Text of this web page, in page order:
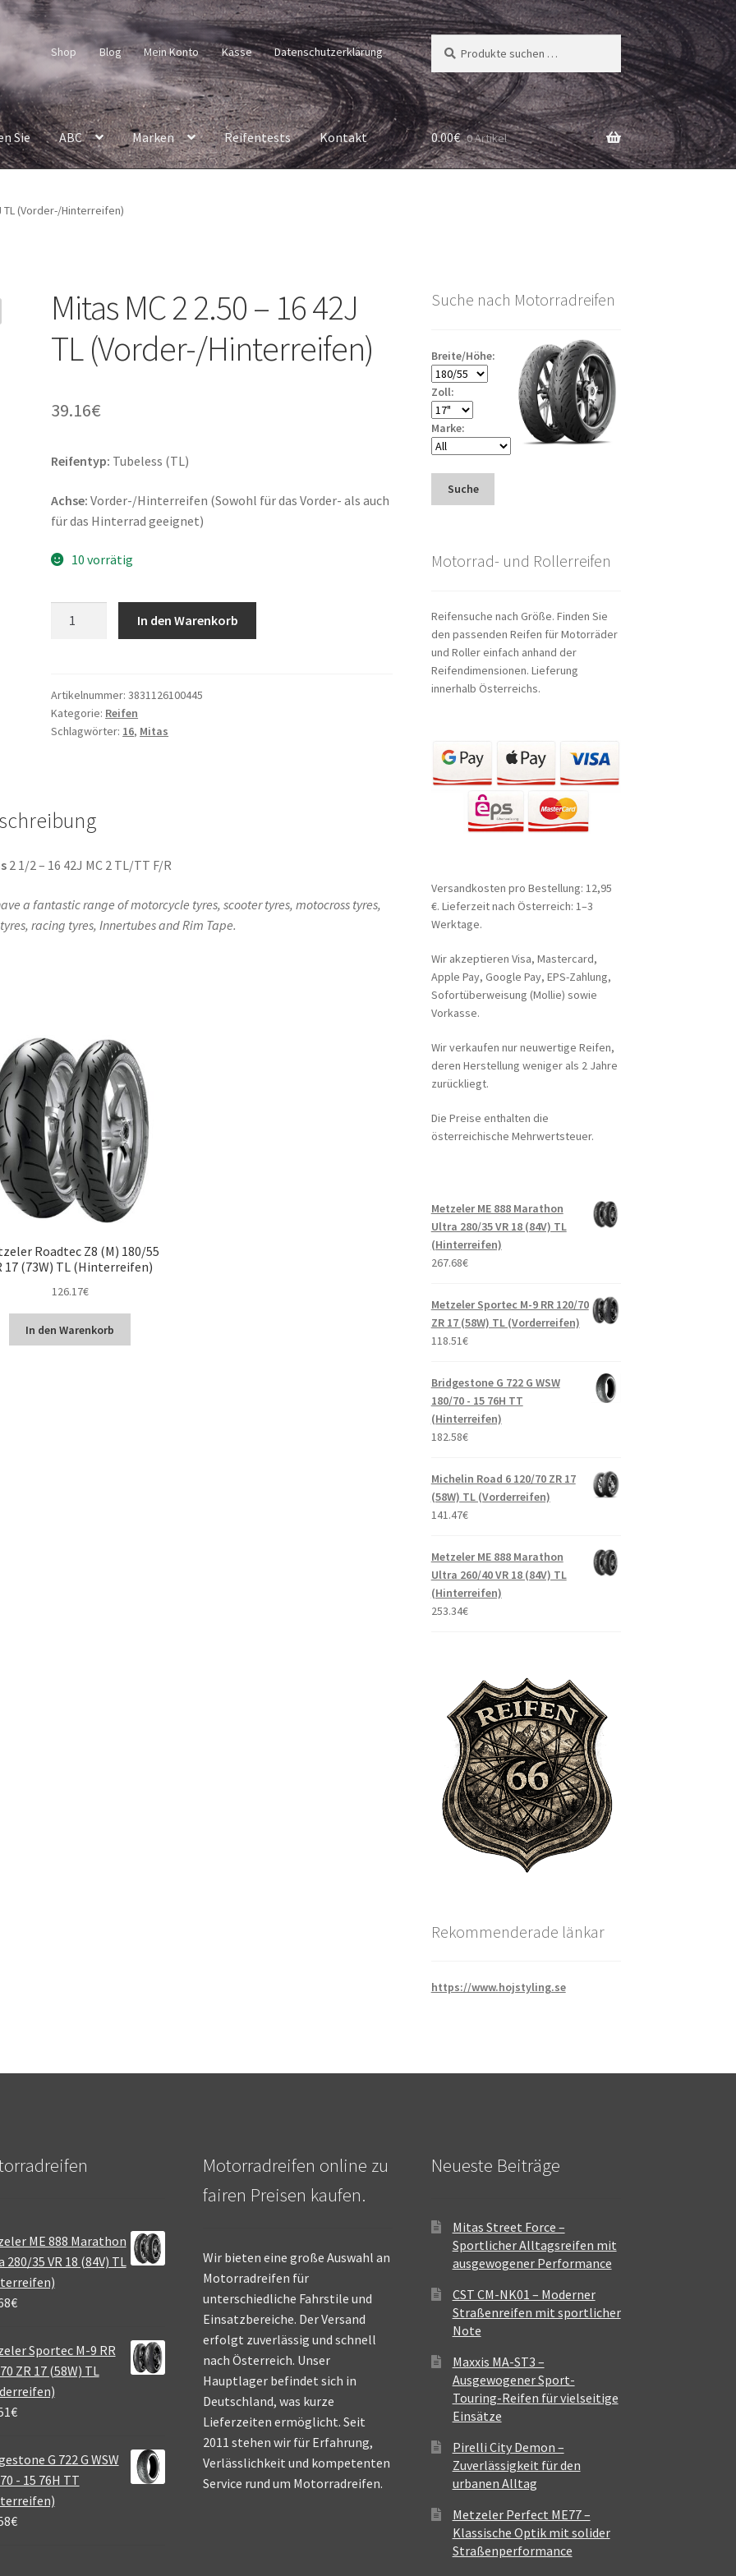
Shop Blog Mein Konto Kasse Datenschutzerklärung
Suchen
nach:
Suchen
Sie ABC Marken Reifentests Kontakt 0.00€ 0 Artikel
TL (Vorder-/Hinterreifen)
Mitas MC 2 2.50 – 16 42J
TL (Vorder-/Hinterreifen)
39.16€
Reifentyp: Tubeless (TL)
Achse: Vorder-/Hinterreifen (Sowohl für das Vorder- als auch
für das Hinterrad geeignet)
10 vorrätig
-
16
42J
In den Warenkorb
Artikelnummer:3831126100445
Kategorie: Reifen
Schlagwörter: 16, Mitas
2 1/2 – 16 42J MC 2 TL/TT F/R
a fantastic range of motorcycle tyres, scooter tyres, motocross tyres,
racing tyres, Innertubes and Rim Tape.
Roadtec Z8 (M) 180/55
17 (73W) TL (Hinterreifen)
126.17€
In den Warenkorb
Suche nach Motorradreifen
Breite/Höhe:
Zoll:
Marke:
Suche
Motorrad- und Rollerreifen
Reifensuche nach Größe. Finden Sie
den passenden Reifen für Motorräder
und Roller einfach anhand der
Reifendimensionen. Lieferung
innerhalb Österreichs.
Versandkosten pro Bestellung: 12,95
€. Lieferzeit nach Österreich: 1–3
Werktage.
Wir akzeptieren Visa, Mastercard,
Apple Pay, Google Pay, EPS-Zahlung,
Sofortüberweisung (Mollie) sowie
Vorkasse.
Wir verkaufen nur neuwertige Reifen,
deren Herstellung weniger als 2 Jahre
zurückliegt.
Die Preise enthalten die
österreichische Mehrwertsteuer.
Metzeler ME 888 Marathon
Ultra 280/35 VR 18 (84V) TL
(Hinterreifen)
267.68€
Metzeler Sportec M-9 RR 120/70
ZR 17 (58W) TL (Vorderreifen)
118.51€
Bridgestone G 722 G WSW
180/70 - 15 76H TT
(Hinterreifen)
182.58€
Michelin Road 6 120/70 ZR 17
(58W) TL (Vorderreifen)
141.47€
Metzeler ME 888 Marathon
Ultra 260/40 VR 18 (84V) TL
(Hinterreifen)
253.34€
Rekommenderade länkar
https://www.hojstyling.se
ME 888 Marathon
280/35 VR 18 (84V) TL
€
Sportec M-9 RR
ZR 17 (58W) TL
€
G 722 G WSW
- 15 76H TT
€
Motorradreifen online zu
fairen Preisen kaufen.
Wir bieten eine große Auswahl an
Motorradreifen für
unterschiedliche Fahrstile und
Einsatzbereiche. Der Versand
erfolgt zuverlässig und schnell
nach Österreich. Unser
Hauptlager befindet sich in
Deutschland, was kurze
Lieferzeiten ermöglicht. Seit
2011 stehen wir für Erfahrung,
Verlässlichkeit und kompetenten
Service rund um Motorradreifen.
Neueste Beiträge
Mitas Street Force –
Sportlicher Alltagsreifen mit
ausgewogener Performance
CST CM-NK01 – Moderner
Straßenreifen mit sportlicher
Note
Maxxis MA-ST3 –
Ausgewogener Sport-
Touring-Reifen für vielseitige
Einsätze
Pirelli City Demon –
Zuverlässigkeit für den
urbanen Alltag
Metzeler Perfect ME77 –
Klassische Optik mit solider
Straßenperformance